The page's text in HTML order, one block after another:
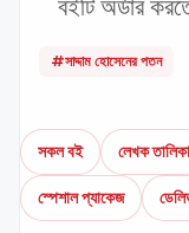
বইটি অর্ডার
#সাদ্দাম হোসেনের পতন
সকল বই লেখক তালিকা
স্পেশাল প্যাকেজ